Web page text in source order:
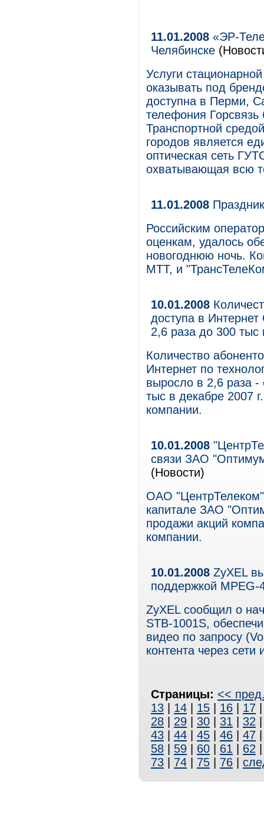
11.01.2008 «ЭР-
Челябинске
Услуги
оказывать под
доступна в Перми,
телефония Горсвязь
Транспортной
городов является
оптическая сеть
охватывающая всю
11.01.2008
Российским
оценкам, удалось
новогоднюю ночь.
МТТ, и
10.01.2008
доступа в
2,6 раза до 300 тыс
Количество
Интернет по
выросло в 2,6 раза -
тыс в декабре 2007
компании.
10.01.2008
связи ЗАО
(Новости)
ОАО "ЦентрТелеком"
капитале ЗАО
продажи акций
компании.
10.01.2008 ZyXEL
поддержкой MPEG-
ZyXEL сообщил о
STB-1001S,
видео по запросу
контента через сети
Страницы: <<
13
14 15 16 17
28
29 30 31 32
43
44 45 46 47
58
59 60 61 62
73
74 75 76